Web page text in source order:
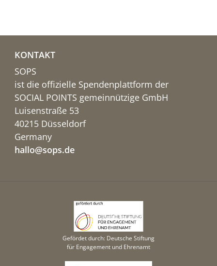
KONTAKT
SOPS
ist die offizielle Spendenplattform der
SOCIAL POINTS gemeinnützige GmbH
Luisenstraße 53
40215 Düsseldorf
Germany
hallo@sops.de
Gefördet durch: Deutsche Stiftung
für Engagement und Ehrenamt